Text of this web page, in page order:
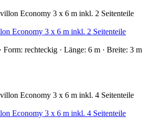
Economy 3 x 6 m inkl. 2 Seitenteile
rechteckig · Länge: 6 m · Breite: 3 m
Economy 3 x 6 m inkl. 4 Seitenteile